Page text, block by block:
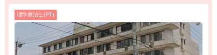
理学療法士(PT)